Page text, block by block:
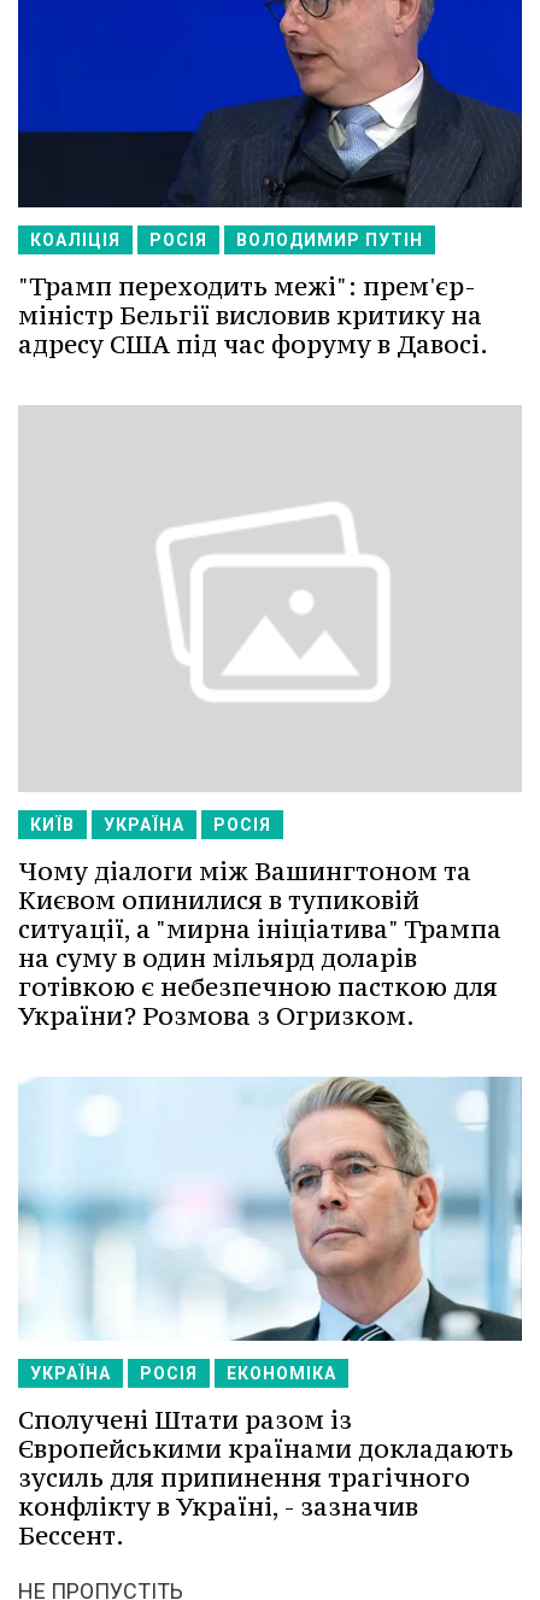
КОАЛІЦІЯ РОСІЯ ВОЛОДИМИР ПУТІН
"Трамп переходить межі": прем'єр-
міністр Бельгії висловив критику на
адресу США під час форуму в Давосі.
КИЇВ УКРАЇНА РОСІЯ
Чому діалоги між Вашингтоном та
Києвом опинилися в тупиковій
ситуації, а "мирна ініціатива" Трампа
на суму в один мільярд доларів
готівкою є небезпечною пасткою для
України? Розмова з Огризком.
УКРАЇНА РОСІЯ ЕКОНОМІКА
Сполучені Штати разом із
Європейськими країнами докладають
зусиль для припинення трагічного
конфлікту в Україні, - зазначив
Бессент.
НЕ ПРОПУСТІТЬ